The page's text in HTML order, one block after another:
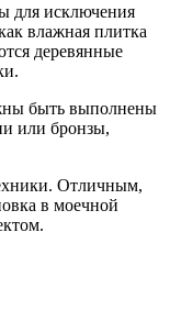
для исключения
влажная плитка
деревянные
быть выполнены
или бронзы,
Отличным,
в моечной